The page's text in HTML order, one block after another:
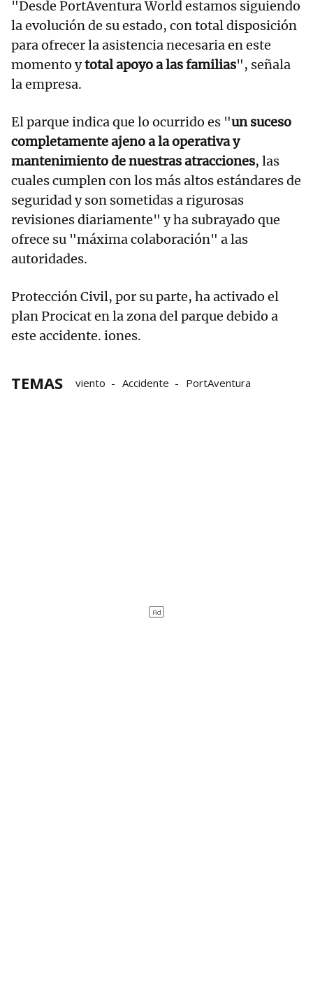
"Desde PortAventura World estamos siguiendo
la evolución de su estado, con total disposición
para ofrecer la asistencia necesaria en este
momento ytotal apoyo a las familias", señala
la empresa.
El parque indica que lo ocurrido es "un suceso
completamente ajeno a la operativa y
mantenimiento de nuestras atracciones, las
cuales cumplen con los más altos estándares de
seguridad y son sometidas a rigurosas
revisiones diariamente" y ha subrayado que
ofrece su "máxima colaboración" a las
autoridades.
Protección Civil, por su parte, ha activado el
plan Procicat en la zona del parque debido a
este accidente. iones.
TEMAS viento Accidente PortAventura